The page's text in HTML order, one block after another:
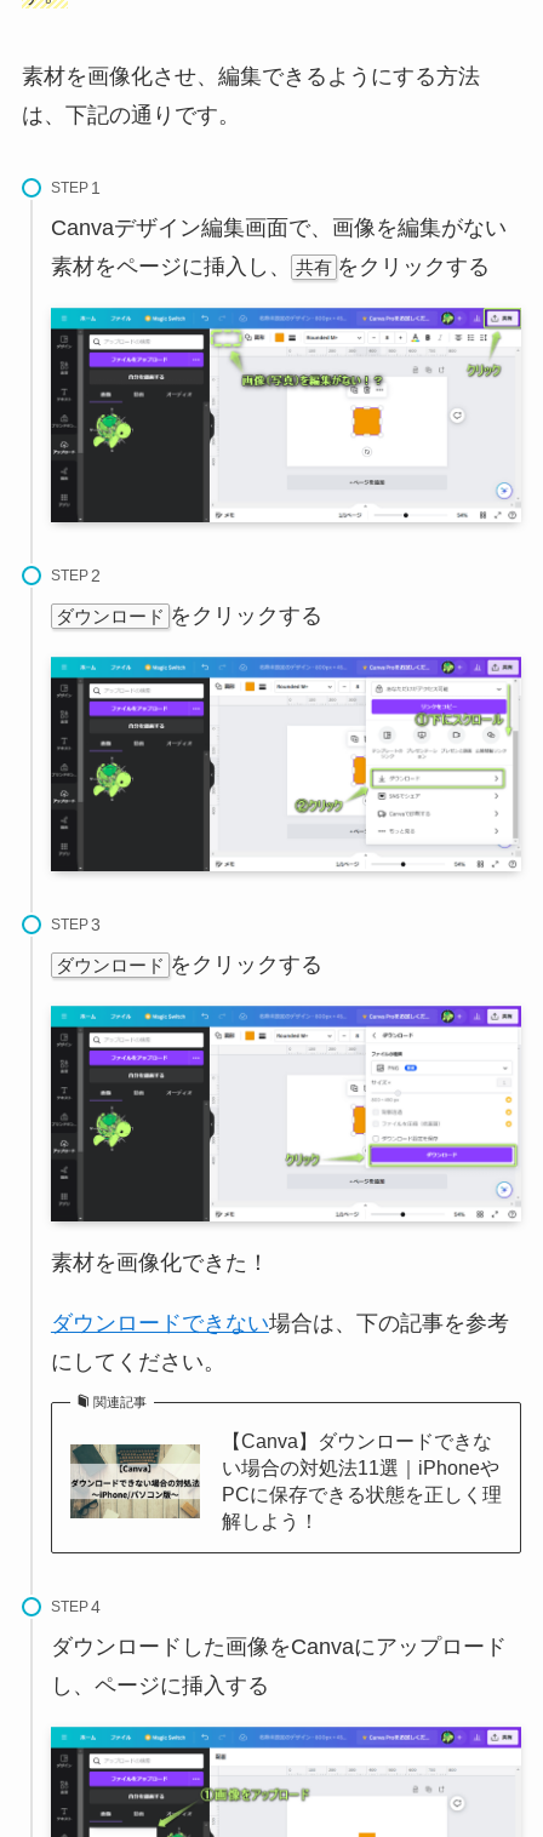
素材を画像化させ、編集できるようにする方法
は、下記の通りです。
STEP
Canvaデザイン編集画面で、画像を編集がない
素材をページに挿入し、
共有 をクリックする
STEP
ダウンロード をクリックする
STEP
ダウンロード をクリックする
素材を画像化できた！
ダウンロードできない場合は、下の記事を参考
にしてください。
関連記事
【Canva】ダウンロードできな
い場合の対処法11選｜iPhoneや
PCに保存できる状態を正しく理
解しよう！
STEP
ダウンロードした画像をCanvaにアップロード
し、ページに挿入する